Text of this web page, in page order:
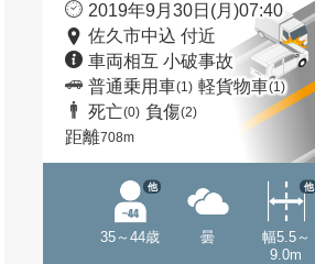
2019年9月30日(月)07:40
佐久市中込 付近
車両相互 小破事故
普通乗用車(1) 軽貨物車(1)
死亡(0) 負傷(2)
距離708m
35～44歳
他
曇
幅5.5～
9.0m
他